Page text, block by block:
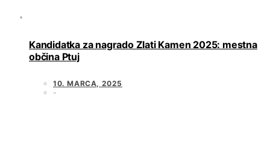
Kandidatka za nagrado Zlati Kamen 2025: mestna
občina Ptuj
10. MARCA, 2025